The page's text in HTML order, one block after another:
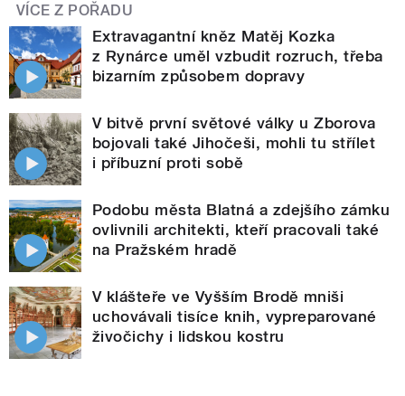
VÍCE Z POŘADU
Extravagantní kněz Matěj Kozka
z Rynárce uměl vzbudit rozruch, třeba
bizarním způsobem dopravy
V bitvě první světové války u Zborova
bojovali také Jihočeši, mohli tu střílet
i příbuzní proti sobě
Podobu města Blatná a zdejšího zámku
ovlivnili architekti, kteří pracovali také
na Pražském hradě
V klášteře ve Vyšším Brodě mniši
uchovávali tisíce knih, vypreparované
živočichy i lidskou kostru